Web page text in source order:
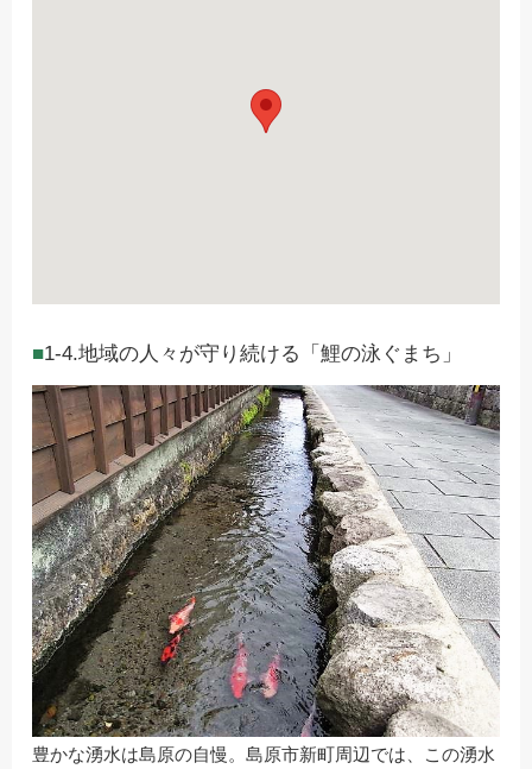
1-4.地域の人々が守り続ける「鯉の泳ぐまち」
豊かな湧水は島原の自慢。島原市新町周辺では、この湧水